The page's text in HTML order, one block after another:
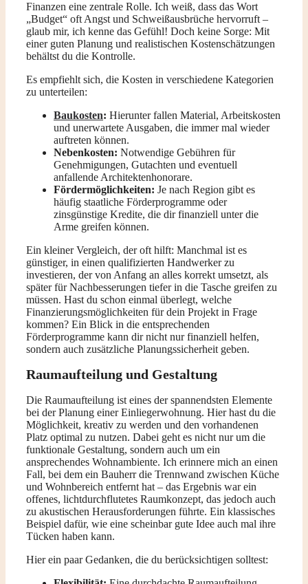
Finanzen eine zentrale Rolle. Ich weiß, dass das Wort
„Budget“ oft Angst und Schweißausbrüche hervorruft –
glaub mir, ich kenne das Gefühl! Doch keine Sorge: Mit
einer guten Planung und realistischen Kostenschätzungen
behältst du die Kontrolle.
Es empfiehlt sich, die Kosten in verschiedene Kategorien
zu unterteilen:
Baukosten: Hierunter fallen Material, Arbeitskosten
und unerwartete Ausgaben, die immer mal wieder
auftreten können.
Nebenkosten: Notwendige Gebühren für
Genehmigungen, Gutachten und eventuell
anfallende Architektenhonorare.
Fördermöglichkeiten: Je nach Region gibt es
häufig staatliche Förderprogramme oder
zinsgünstige Kredite, die dir finanziell unter die
Arme greifen können.
Ein kleiner Vergleich, der oft hilft: Manchmal ist es
günstiger, in einen qualifizierten Handwerker zu
investieren, der von Anfang an alles korrekt umsetzt, als
später für Nachbesserungen tiefer in die Tasche greifen zu
müssen. Hast du schon einmal überlegt, welche
Finanzierungsmöglichkeiten für dein Projekt in Frage
kommen? Ein Blick in die entsprechenden
Förderprogramme kann dir nicht nur finanziell helfen,
sondern auch zusätzliche Planungssicherheit geben.
Raumaufteilung und Gestaltung
Die Raumaufteilung ist eines der spannendsten Elemente
bei der Planung einer Einliegerwohnung. Hier hast du die
Möglichkeit, kreativ zu werden und den vorhandenen
Platz optimal zu nutzen. Dabei geht es nicht nur um die
funktionale Gestaltung, sondern auch um ein
ansprechendes Wohnambiente. Ich erinnere mich an einen
Fall, bei dem ein Bauherr die Trennwand zwischen Küche
und Wohnbereich entfernt hat – das Ergebnis war ein
offenes, lichtdurchflutetes Raumkonzept, das jedoch auch
zu akustischen Herausforderungen führte. Ein klassisches
Beispiel dafür, wie eine scheinbar gute Idee auch mal ihre
Tücken haben kann.
Hier ein paar Gedanken, die du berücksichtigen solltest: